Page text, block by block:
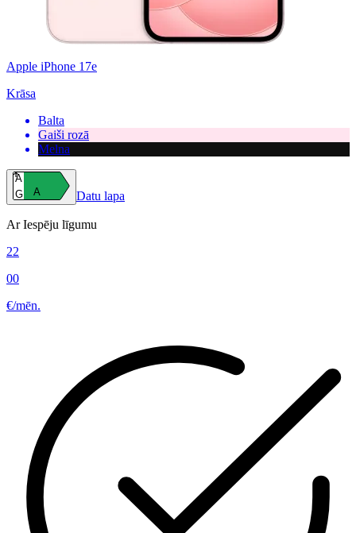
Apple iPhone 17e
Krāsa
Balta
Gaiši rozā
Melna
A
G
A Datu lapa
Ar Iespēju līgumu
22
00
€/mēn.